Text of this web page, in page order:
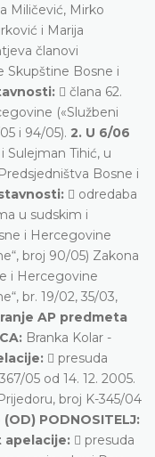
Miličević, Mirko
i Marija
članovi
Skupštine Bosne i
 člana 62.
(«Službeni
i 94/05). 2. U 6/06
Sulejman Tihić, u
Bosne i
 odredaba
u sudskim i
i Hercegovine
broj 90/05) Zakona
i Hercegovine
br. 19/02, 35/03,
AP predmeta
Branka Kolar -
 presuda
05 od 14. 12. 2005.
broj K-345/04
PODNOSITELJ:
apelacije:  presuda